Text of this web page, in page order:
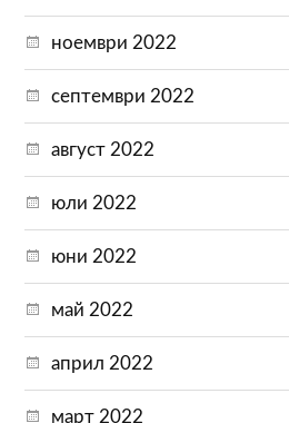
ноември 2022
септември 2022
август 2022
юли 2022
юни 2022
май 2022
април 2022
март 2022